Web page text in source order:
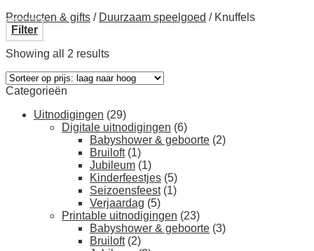
Producten & gifts / Duurzaam speelgoed /Knuffels
Filter
Showing all 2 results
Categorieën
Uitnodigingen (29)
Digitale uitnodigingen (6)
Babyshower & geboorte (2)
Bruiloft (1)
Jubileum (1)
Kinderfeestjes (5)
Seizoensfeest (1)
Verjaardag (5)
Printable uitnodigingen (23)
Babyshower & geboorte (3)
Bruiloft (2)